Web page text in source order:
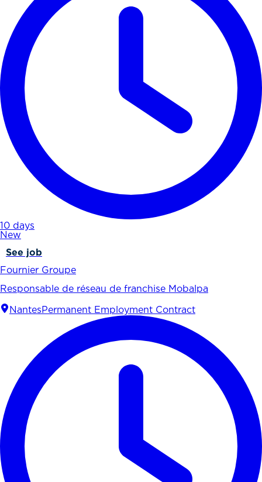
10 days
New
See job
Fournier Groupe
Responsable de réseau de franchise Mobalpa
Nantes Permanent Employment Contract